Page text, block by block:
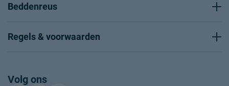
Beddenreus
Regels & voorwaarden
Volg ons